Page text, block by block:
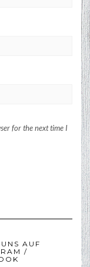
for the next time I
AUF
/